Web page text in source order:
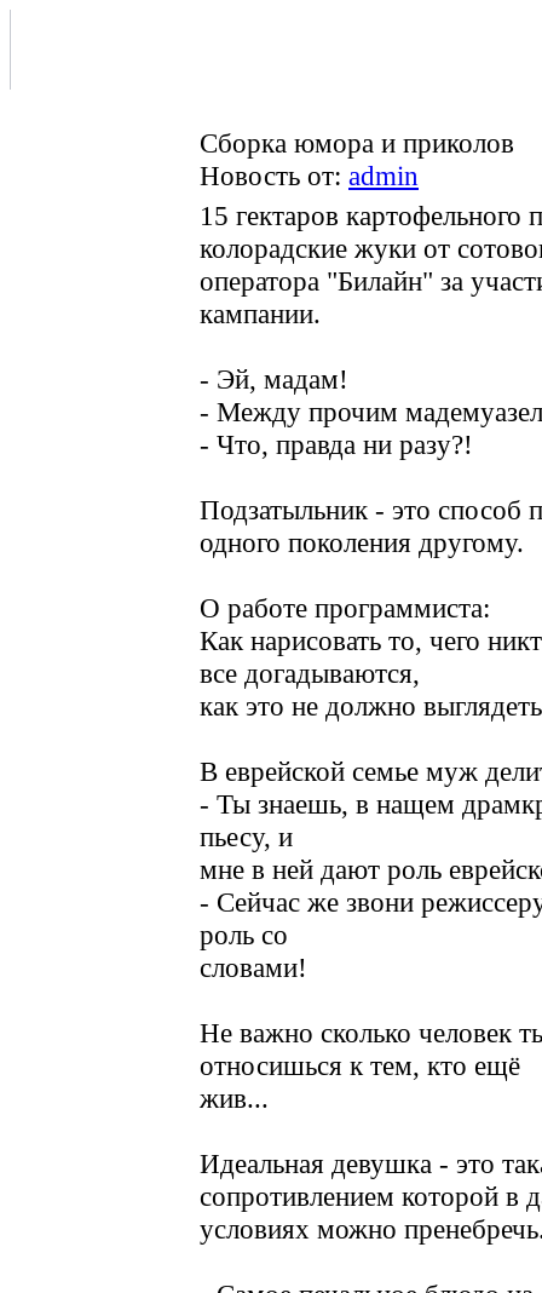
Сборка юмора и приколов
Новость от: admin
15 гектаров картофельного
колорадские жуки от
оператора "Билайн" за
кампании.
- Эй, мадам!
- Между прочим
- Что, правда ни разу?!
Подзатыльник - это способ
одного поколения другому.
О работе программиста:
Как нарисовать то, чего
все догадываются,
как это не должно
В еврейской семье муж
- Ты знаешь, в нащем
пьесу, и
мне в ней дают роль
- Сейчас же звони
роль со
словами!
Не важно сколько человек
относишься к тем, кто ещё
жив...
Идеальная девушка - это
сопротивлением которой в
условиях можно